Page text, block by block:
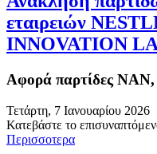
εταιρειών
INNOVATION
Αφορά παρτίδες
Τετάρτη, 7 Ιανουαρίου 2026
Κατεβάστε το
Περισσοτερα